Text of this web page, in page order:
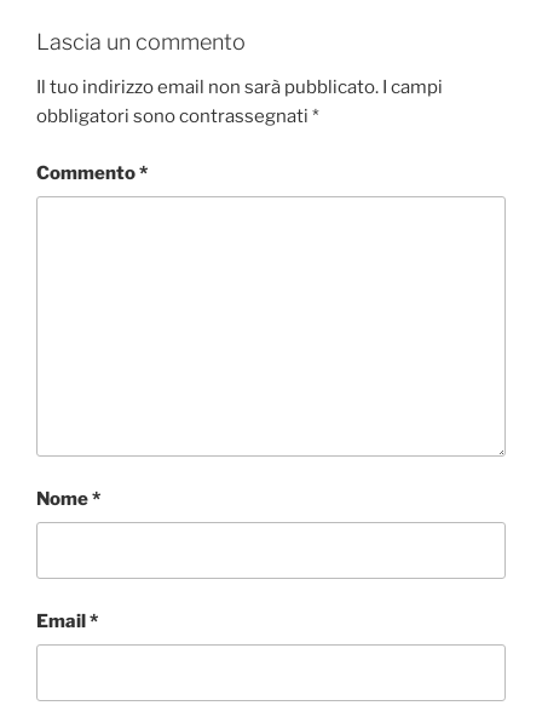
Lascia un commento
Il tuo indirizzo email non sarà pubblicato. I campi
obbligatori sono contrassegnati *
Commento*
Nome*
Email*